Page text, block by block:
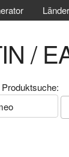
/
Produktsuche: